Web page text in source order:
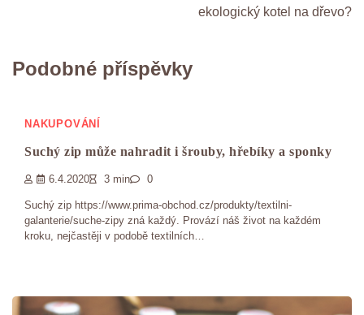
ekologický kotel na dřevo?
Podobné příspěvky
NAKUPOVÁNÍ
Suchý zip může nahradit i šrouby, hřebíky a sponky
6.4.2020 3 min 0
Suchý zip https://www.prima-obchod.cz/produkty/textilni-
galanterie/suche-zipy zná každý. Provází náš život na každém
kroku, nejčastěji v podobě textilních…